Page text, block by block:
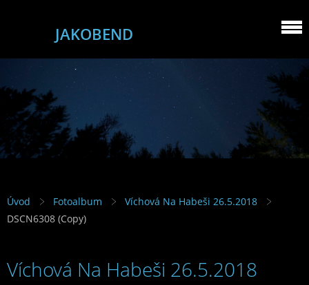
JAKOBEND
Úvod Fotoalbum
Víchová Na Habeši 26.5.2018
DSCN6308 (Copy)
Víchová Na Habeši 26.5.2018